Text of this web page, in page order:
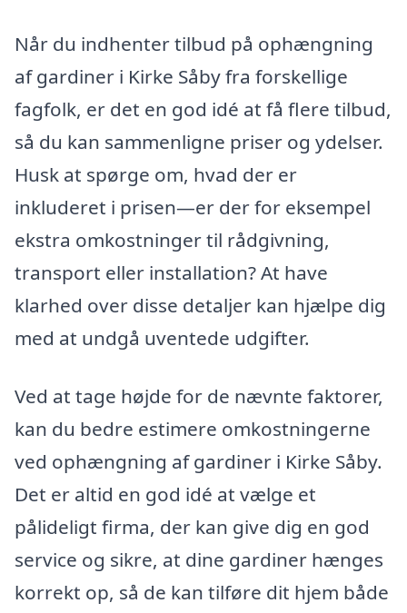
Når du indhenter tilbud på ophængning
af gardiner i Kirke Såby fra forskellige
fagfolk, er det en god idé at få flere tilbud,
så du kan sammenligne priser og ydelser.
Husk at spørge om, hvad der er
inkluderet i prisen—er der for eksempel
ekstra omkostninger til rådgivning,
transport eller installation? At have
klarhed over disse detaljer kan hjælpe dig
med at undgå uventede udgifter.
Ved at tage højde for de nævnte faktorer,
kan du bedre estimere omkostningerne
ved ophængning af gardiner i Kirke Såby.
Det er altid en god idé at vælge et
pålideligt firma, der kan give dig en god
service og sikre, at dine gardiner hænges
korrekt op, så de kan tilføre dit hjem både